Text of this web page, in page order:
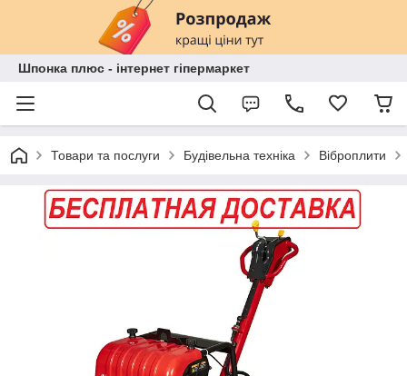
Шпонка плюс - інтернет гіпермаркет
Товари та послуги Будівельна техніка Віброплити